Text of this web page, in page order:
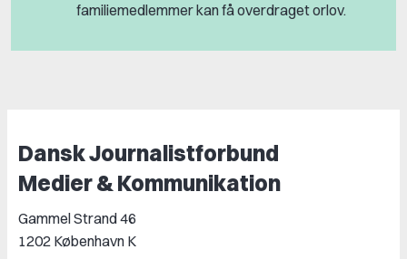
familiemedlemmer kan få overdraget orlov.
Dansk Journalistforbund
Medier & Kommunikation
Gammel Strand 46
1202 København K